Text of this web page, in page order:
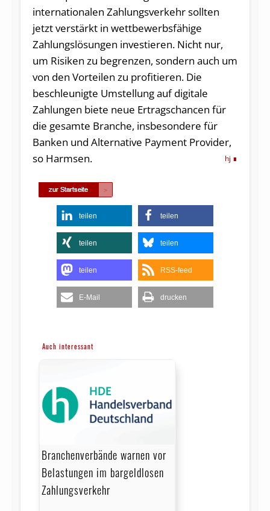
internationalen Zahlungsverkehr sollten
jetzt verstärkt in wettbewerbsfähige
Zahlungslösungen investieren. Nicht nur,
um Risiken zu begrenzen, sondern auch um
von den Vorteilen zu profitieren. Die
beschleunigte Umstellung auf digitale
Zahlungen biete neue Ertragschancen für
die gesamte Branche, insbesondere für
Banken und Alternative Payment Provider,
so Harmsen.
hj
teilen teilen
teilen teilen
teilen RSS-feed
E-Mail drucken
Auch interessant
Branchenverbände warnen vor
Belastungen im bargeldlosen
Zahlungsverkehr